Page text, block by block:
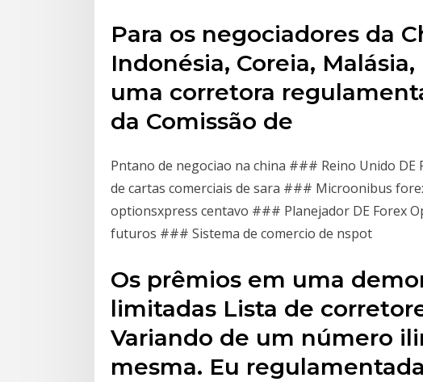
Para os negociadores da
Indonésia, Coreia,
uma corretora
da Comissão de
Pntano de negociao na china ### Reino Unido DE
de cartas comerciais de sara ### Microonibus
optionsxpress centavo ### Planejador DE Forex
futuros ### Sistema de comercio de nspot
Os prêmios em uma
limitadas Lista de
Variando de um número
mesma. Eu